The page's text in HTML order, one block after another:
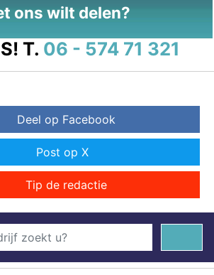
ons wilt delen?
T. 06 - 574 71 321
Deel op Facebook
Post op X
Tip de redactie